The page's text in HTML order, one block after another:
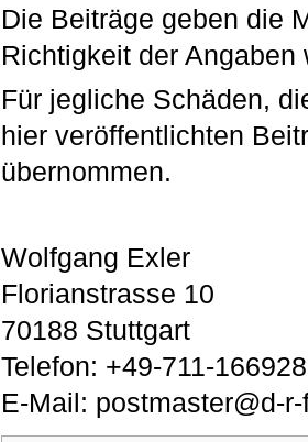
Die Beiträge geben die
Richtigkeit der
Für jegliche Schäden,
hier veröffentlichten
übernommen.
Wolfgang Exler
Florianstrasse 10
70188 Stuttgart
Telefon: +49-711-
E-Mail: postmaster@d-